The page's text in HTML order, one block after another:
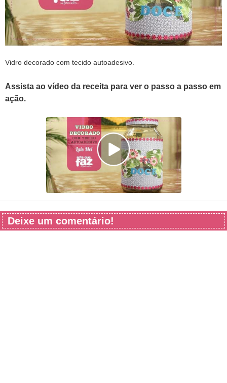
Vidro decorado com tecido autoadesivo.
Assista ao vídeo da receita para ver o passo a passo em
ação.
Deixe um comentário!